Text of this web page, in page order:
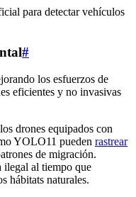
para detectar vehículos
#
los esfuerzos de
eficientes y no invasivas
los drones equipados con
YOLO11 pueden rastrear
de migración.
ilegal al tiempo que
hábitats naturales.